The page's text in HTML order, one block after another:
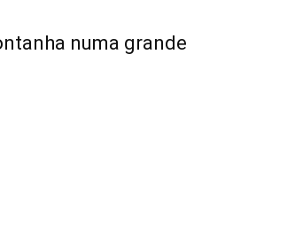
numa grande